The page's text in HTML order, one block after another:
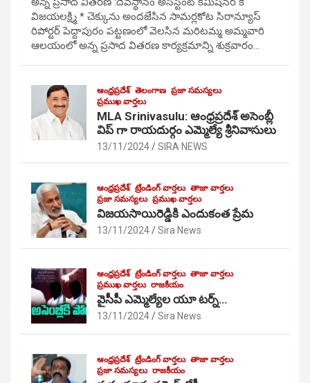
విజయలక్ష్మి * చెక్కును అందజేసిన సామర్లకోట సిరాన్యూస్
రిపోర్టర్ పెద్దాపురం పట్టణంలో వెలసిన మరిటమ్మ అమ్మవారి
ఆలయంలో అన్న ప్రసాద వితరణ కార్యక్రమాన్ని శుక్రవారం…
ఆంధ్రప్రదేశ్ తెలంగాణ ప్రజా సమస్యలు
ప్రముఖ వార్తలు
MLA Srinivasulu: ఆంధ్రప్రదేశ్ అసెంబ్లీ
విప్ గా రాయదుర్గం ఎమ్మెల్యే శ్రీనివాసులు
13/11/2024 SIRA NEWS
ఆంధ్రప్రదేశ్ ట్రేండింగ్ వార్తలు తాజా వార్తలు
ప్రజా సమస్యలు ప్రముఖ వార్తలు
విజయసాయిరెడ్డికి ఎందుకంత ప్రేమ
13/11/2024 Sira News
ఆంధ్రప్రదేశ్ ట్రేండింగ్ వార్తలు తాజా వార్తలు
ప్రముఖ వార్తలు రాజకీయం
వైసీపీ ఎమ్మెల్యేల యూ టర్న్…
13/11/2024 Sira News
ఆంధ్రప్రదేశ్ ట్రేండింగ్ వార్తలు తాజా వార్తలు
ప్రజా సమస్యలు రాజకీయం